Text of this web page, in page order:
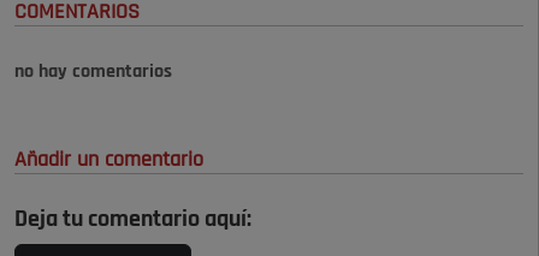
COMENTARIOS
no hay comentarios
Añadir un comentario
Deja tu comentario aquí: